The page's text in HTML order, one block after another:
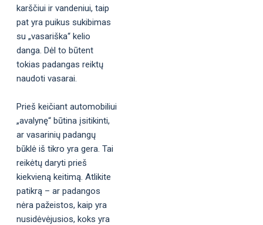
karščiui ir vandeniui, taip
pat yra puikus sukibimas
su „vasariška“ kelio
danga. Dėl to būtent
tokias padangas reiktų
naudoti vasarai.
Prieš keičiant automobiliui
„avalynę“ būtina įsitikinti,
ar vasarinių padangų
būklė iš tikro yra gera. Tai
reikėtų daryti prieš
kiekvieną keitimą. Atlikite
patikrą – ar padangos
nėra pažeistos, kaip yra
nusidėvėjusios, koks yra